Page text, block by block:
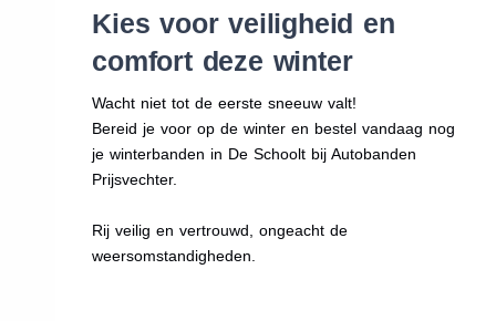
Kies voor veiligheid en
comfort deze winter
Wacht niet tot de eerste sneeuw valt!
Bereid je voor op de winter en bestel vandaag nog
je winterbanden in De Schoolt bij Autobanden
Prijsvechter.
Rij veilig en vertrouwd, ongeacht de
weersomstandigheden.